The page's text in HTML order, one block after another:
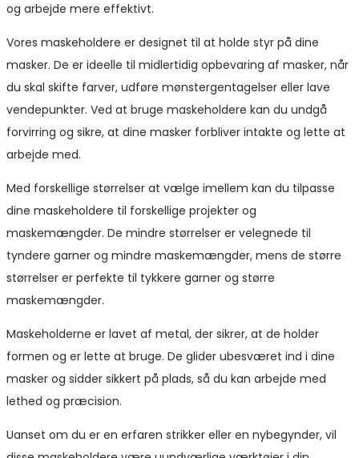
og arbejde mere effektivt.
Vores maskeholdere er designet til at holde styr på dine
masker. De er ideelle til midlertidig opbevaring af masker, når
du skal skifte farver, udføre mønstergentagelser eller lave
vendepunkter. Ved at bruge maskeholdere kan du undgå
forvirring og sikre, at dine masker forbliver intakte og lette at
arbejde med.
Med forskellige størrelser at vælge imellem kan du tilpasse
dine maskeholdere til forskellige projekter og
maskemængder. De mindre størrelser er velegnede til
tyndere garner og mindre maskemængder, mens de større
størrelser er perfekte til tykkere garner og større
maskemængder.
Maskeholderne er lavet af metal, der sikrer, at de holder
formen og er lette at bruge. De glider ubesværet ind i dine
masker og sidder sikkert på plads, så du kan arbejde med
lethed og præcision.
Uanset om du er en erfaren strikker eller en nybegynder, vil